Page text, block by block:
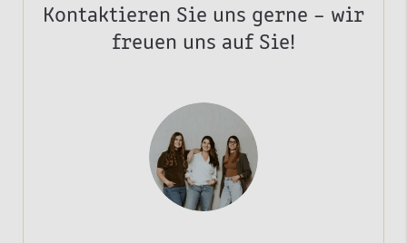
Kontaktieren Sie uns gerne – wir
freuen uns auf Sie!